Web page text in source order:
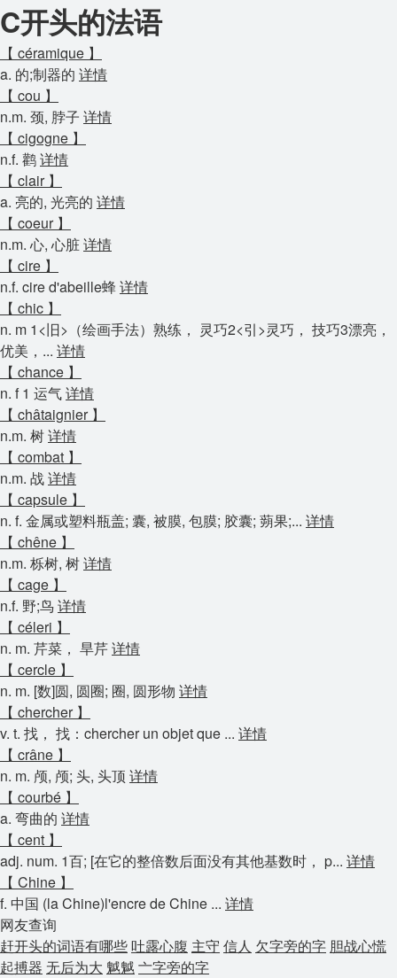
C开头的法语
【 céramique 】
a. 的;制器的 详情
【 cou 】
n.m. 颈, 脖子 详情
【 cigogne 】
n.f. 鹳详情
【 clair 】
a. 亮的, 光亮的 详情
【 coeur 】
n.m. 心, 心脏详情
【 cire 】
n.f. cire d'abeille蜂详情
【 chic 】
n. m 1<旧>（绘画手法）熟练， 灵巧2<引>灵巧， 技巧3漂亮，
优美，... 详情
【 chance 】
n. f 1 运气详情
【 châtaignier 】
n.m. 树详情
【 combat 】
n.m. 战详情
【 capsule 】
n. f. 金属或塑料瓶盖; 囊, 被膜, 包膜; 胶囊; 蒴果;... 详情
【 chêne 】
n.m. 栎树, 树详情
【 cage 】
n.f. 野;鸟详情
【 céleri 】
n. m. 芹菜， 旱芹详情
【 cercle 】
n. m. [数]圆, 圆圈; 圈, 圆形物 详情
【 chercher 】
v. t. 找， 找：chercher un objet que ... 详情
【 crâne 】
n. m. 颅, 颅; 头, 头顶 详情
【 courbé 】
a. 弯曲的 详情
【 cent 】
adj. num. 1百; [在它的整倍数后面没有其他基数时， p... 详情
【 Chine 】
f. 中国 (la Chine)l'encre de Chine ... 详情
网友查询
赶开头的词语有哪些吐露心腹 主守 信人 欠字旁的字 胆战心慌
起搏器 无后为大 魆魆亠字旁的字